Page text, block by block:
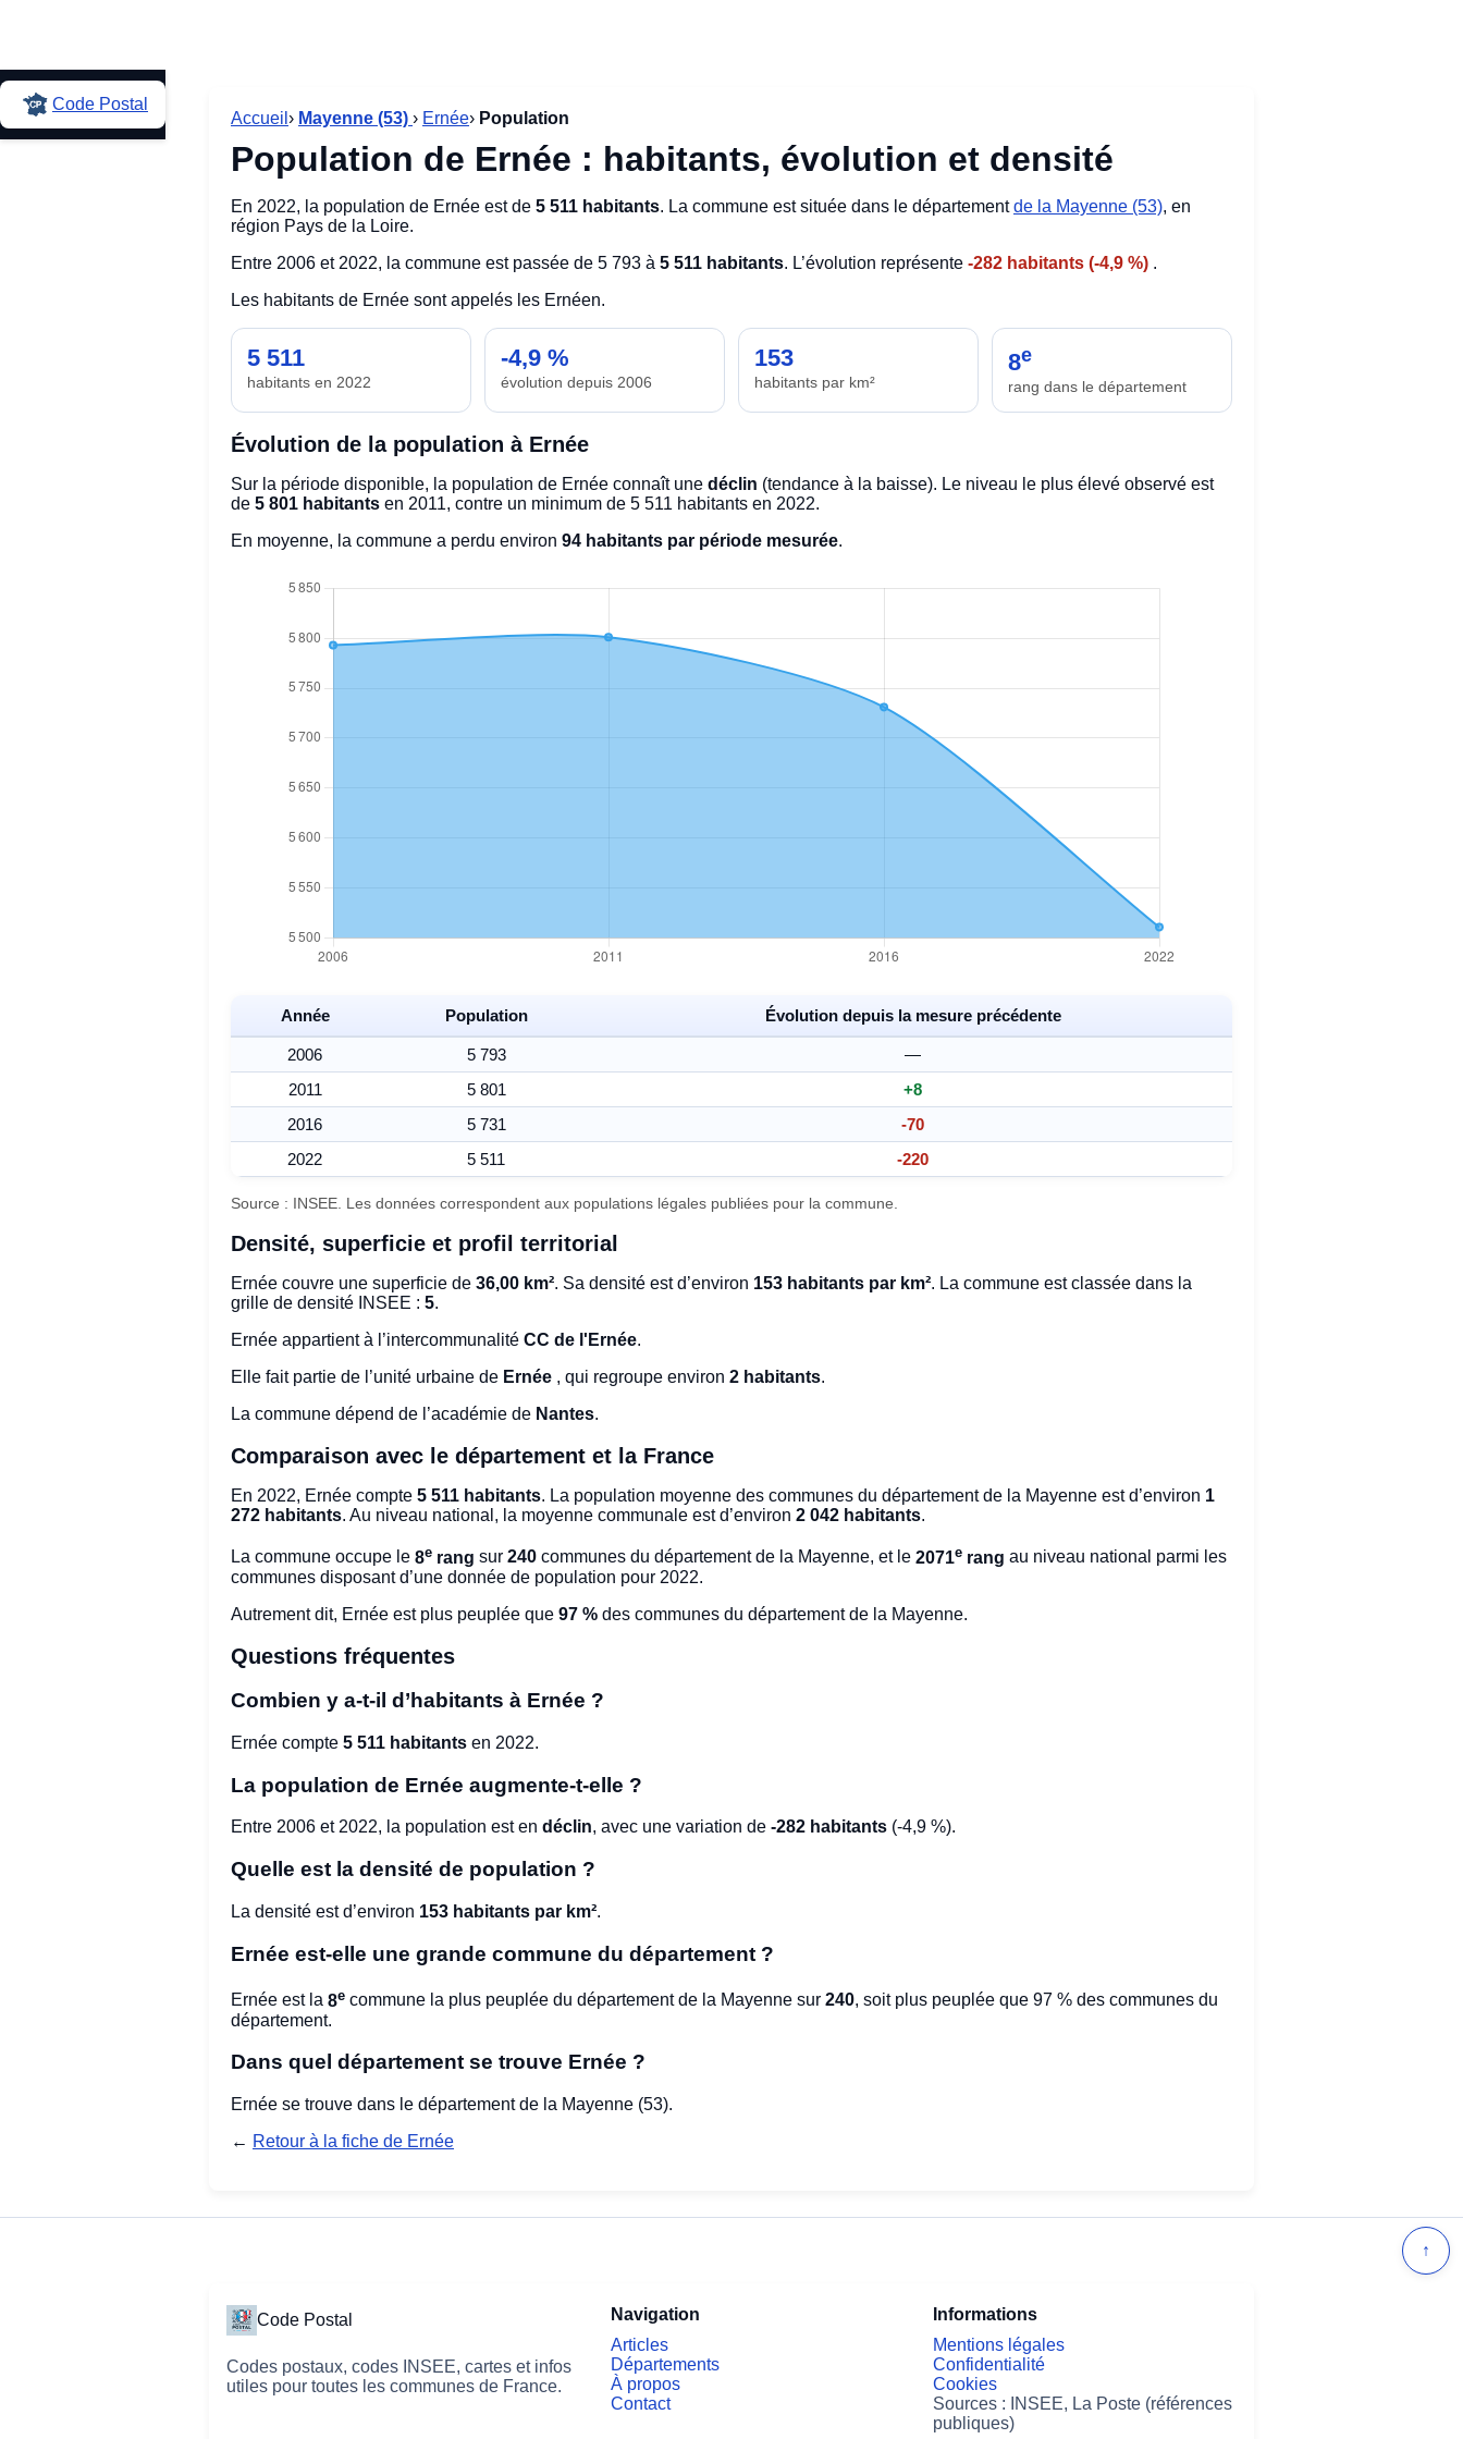
Code Postal
Accueil › Mayenne (53) › Ernée› Population
Population de Ernée : habitants, évolution et densité
En 2022, la population de Ernée est de 5 511 habitants. La commune est située dans le départementde la Mayenne (53), en
région Pays de la Loire.
Entre 2006 et 2022, la commune est passée de 5 793 à 5 511 habitants. L’évolution représente -282 habitants (-4,9 %) .
Les habitants de Ernée sont appelés les Ernéen.
5 511
habitants en 2022
-4,9 %
évolution depuis 2006
153
habitants par km²
8e
rang dans le département
Évolution de la population à Ernée
Sur la période disponible, la population de Ernée connaît une déclin (tendance à la baisse). Le niveau le plus élevé observé est
de 5 801 habitants en 2011, contre un minimum de 5 511 habitants en 2022.
En moyenne, la commune a perdu environ 94 habitants par période mesurée.
Année Population Évolution depuis la mesure précédente
2006 5 793
—
2011
5 801
+8
2016
5 731
-70
2022
5 511 -220
Source : INSEE. Les données correspondent aux populations légales publiées pour la commune.
Densité, superficie et profil territorial
Ernée couvre une superficie de 36,00 km². Sa densité est d’environ 153 habitants par km². La commune est classée dans la
grille de densité INSEE : 5.
Ernée appartient à l’intercommunalité CC de l'Ernée.
Elle fait partie de l’unité urbaine de Ernée , qui regroupe environ 2 habitants.
La commune dépend de l’académie de Nantes.
Comparaison avec le département et la France
En 2022, Ernée compte 5 511 habitants. La population moyenne des communes du département de la Mayenne est d’environ 1
272 habitants. Au niveau national, la moyenne communale est d’environ 2 042 habitants.
La commune occupe le 8e rang sur 240 communes du département de la Mayenne, et le 2071e rang au niveau national parmi les
communes disposant d’une donnée de population pour 2022.
Autrement dit, Ernée est plus peuplée que 97 % des communes du département de la Mayenne.
Questions fréquentes
Combien y a-t-il d’habitants à Ernée ?
Ernée compte 5 511 habitants en 2022.
La population de Ernée augmente-t-elle ?
Entre 2006 et 2022, la population est en déclin, avec une variation de -282 habitants (-4,9 %).
Quelle est la densité de population ?
La densité est d’environ 153 habitants par km².
Ernée est-elle une grande commune du département ?
Ernée est la 8e commune la plus peuplée du département de la Mayenne sur 240, soit plus peuplée que 97 % des communes du
département.
Dans quel département se trouve Ernée ?
Ernée se trouve dans le département de la Mayenne (53).
← Retour à la fiche de Ernée
↑
Code Postal
Codes postaux, codes INSEE, cartes et infos
utiles pour toutes les communes de France.
Navigation
Articles
Départements
À propos
Contact
Informations
Mentions légales
Confidentialité
Cookies
Sources : INSEE, La Poste (références
publiques)